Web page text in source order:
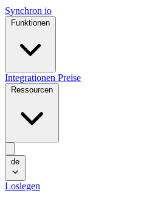
Synchron io
Integrationen Preise
de
Loslegen